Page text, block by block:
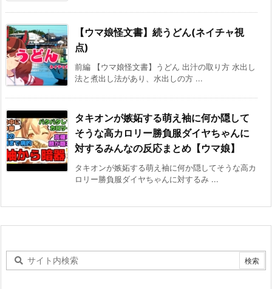
【ウマ娘怪文書】続うどん(ネイチャ視
点)
前編 【ウマ娘怪文書】うどん 出汁の取り方 水出し
法と煮出し法があり、水出しの方 ...
タキオンが嫉妬する萌え袖に何か隠して
そうな高カロリー勝負服ダイヤちゃんに
対するみんなの反応まとめ【ウマ娘】
タキオンが嫉妬する萌え袖に何か隠してそうな高カ
ロリー勝負服ダイヤちゃんに対するみ ...